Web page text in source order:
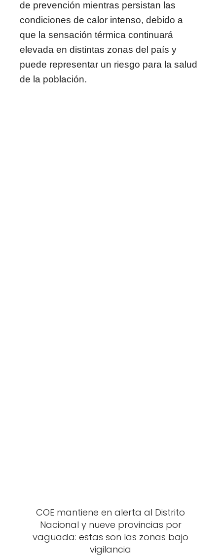
de prevención mientras persistan las
condiciones de calor intenso, debido a
que la sensación térmica continuará
elevada en distintas zonas del país y
puede representar un riesgo para la salud
de la población.
COE mantiene en alerta al Distrito
Nacional y nueve provincias por
vaguada: estas son las zonas bajo
vigilancia